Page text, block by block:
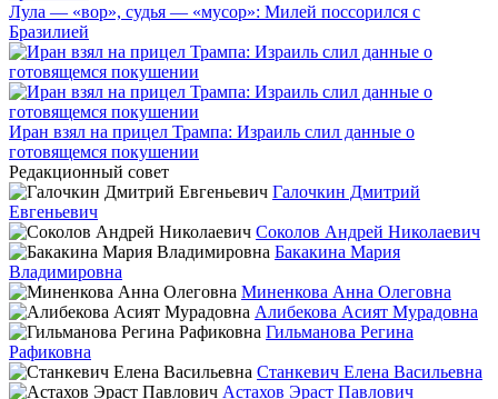
Лула — «вор», судья — «мусор»: Милей поссорился с
Бразилией
Иран взял на прицел Трампа: Израиль слил данные о
готовящемся покушении
Редакционный совет
Галочкин Дмитрий
Евгеньевич
Соколов Андрей Николаевич
Бакакина Мария
Владимировна
Миненкова Анна Олеговна
Алибекова Асият Мурадовна
Гильманова Регина
Рафиковна
Станкевич Елена Васильевна
Астахов Эраст Павлович